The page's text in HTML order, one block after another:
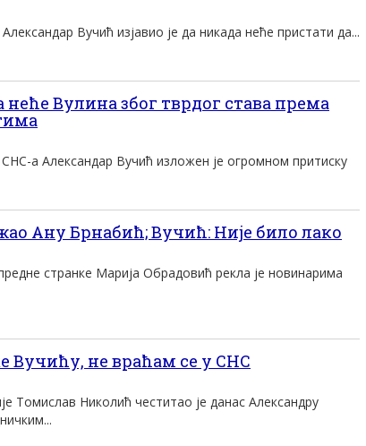
Вучић изјавио је да никада неће пристати да...
Вулина због тврдог става према
а Александар Вучић изложен је огромном притиску
Ану Брнабић; Вучић: Није било лако
странке Марија Обрадовић рекла је новинарима
не враћам се у СНС
Томислав Николић честитао је данас Александру